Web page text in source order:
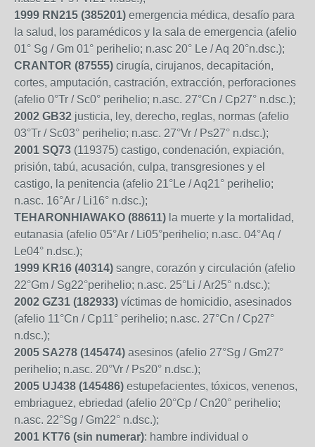
1999 RN215 (385201) emergencia médica, desafío para
la salud, los paramédicos y la sala de emergencia (afelio
01° Sg / Gm 01° perihelio; n.asc 20° Le / Aq 20°n.dsc.);
CRANTOR (87555) cirugía, cirujanos, decapitación,
cortes, amputación, castración, extracción, perforaciones
(afelio 0°Tr / Sc0° perihelio; n.asc. 27°Cn / Cp27° n.dsc.);
2002 GB32 justicia, ley, derecho, reglas, normas (afelio
03°Tr / Sc03° perihelio; n.asc. 27°Vr / Ps27° n.dsc.);
2001 SQ73 (119375) castigo, condenación, expiación,
prisión, tabú, acusación, culpa, transgresiones y el
castigo, la penitencia (afelio 21°Le / Aq21° perihelio;
n.asc. 16°Ar / Li16° n.dsc.);
TEHARONHIAWAKO (88611) la muerte y la mortalidad,
eutanasia (afelio 05°Ar / Li05°perihelio; n.asc. 04°Aq /
Le04° n.dsc.);
1999 KR16 (40314) sangre, corazón y circulación (afelio
22°Gm / Sg22°perihelio; n.asc. 25°Li / Ar25° n.dsc.);
2002 GZ31 (182933) víctimas de homicidio, asesinados
(afelio 11°Cn / Cp11° perihelio; n.asc. 27°Cn / Cp27°
n.dsc.);
2005 SA278 (145474) asesinos (afelio 27°Sg / Gm27°
perihelio; n.asc. 20°Vr / Ps20° n.dsc.);
2005 UJ438 (145486) estupefacientes, tóxicos, venenos,
embriaguez, ebriedad (afelio 20°Cp / Cn20° perihelio;
n.asc. 22°Sg / Gm22° n.dsc.);
2001 KT76 (sin numerar): hambre individual o